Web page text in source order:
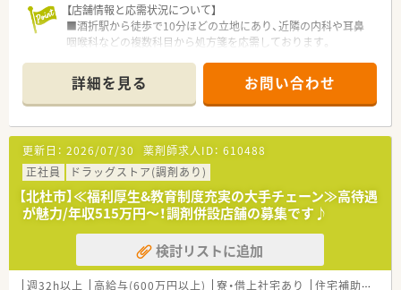
【店舗情報と応需状況について】
■酒折駅から徒歩で10分ほどの立地にあり、近隣の内科や耳鼻
咽喉科などの複数科目から処方箋を応需しております。
協力してスピーディーに業務にあたることができます。
■在宅業務は現状ございませんので、外来調剤やOTC販売といっ
た店舗内での専門業務に専念できる環境が整っております。
【法人特徴について】
■大手企業が100％出資しており、M＆Aのリスクが極めて低い
非常に盤石な経営基盤があることが大きな強みです。
■欧米型ドラッグストアを日本でいち早く展開し、調剤とOTCの
売上比率が業界トップクラスの医療重視の企業です。
■調剤オペレーションの自動化を積極的に推進しており、業務効
率化と過誤防止を追求しています。
【職場環境と雰囲気】
■社員間では役職に関係なく「さん」付けで呼び合う文化が根付
詳細を見る お問い合わせ
更新日： 2026/07/30 薬剤師求人ID： 610488
正社員
ドラッグストア(調剤あり)
【北杜市】≪福利厚生&教育制度充実の大手チェーン≫高待遇
が魅力/年収515万円～！調剤併設店舗の募集です♪
検討リストに追加
週32h以上 高給与(600万円以上) 寮・借上社宅あり 住宅補助(手当)あり